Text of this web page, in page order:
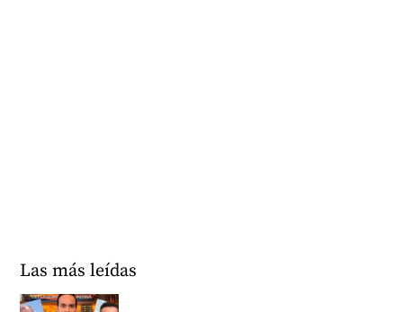
Las más leídas